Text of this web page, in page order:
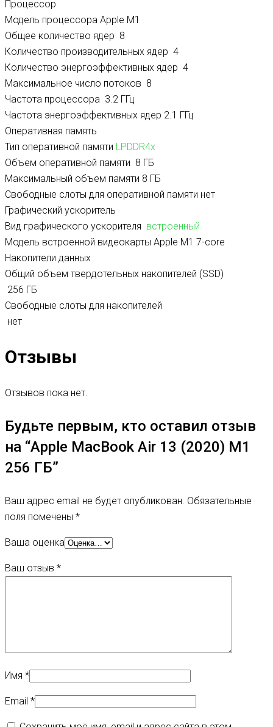
Процессор
Модель процессора Apple M1
Общее количество ядер 8
Количество производительных ядер 4
Количество энергоэффективных ядер 4
Максимальное число потоков 8
Частота процессора 3.2 ГГц
Частота энергоэффективных ядер 2.1 ГГц
Оперативная память
Тип оперативной памяти LPDDR4x
Объем оперативной памяти 8 ГБ
Максимальный объем памяти 8 ГБ
Свободные слоты для оперативной памяти нет
Графический ускоритель
Вид графического ускорителя встроенный
Модель встроенной видеокарты Apple M1 7-core
Накопители данных
Общий объем твердотельных накопителей (SSD)
256 ГБ
Свободные слоты для накопителей
нет
Отзывы
Отзывов пока нет.
Будьте первым, кто оставил отзыв
на “Apple MacBook Air 13 (2020) M1
256 ГБ”
Ваш адрес email не будет опубликован. Обязательные
поля помечены *
Ваша оценка
Ваш отзыв *
Имя *
Email *